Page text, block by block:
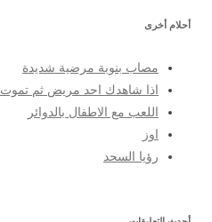
أحلام أخرى
مصاب بنوبة مرضية شديدة
اذا شاهدك احد مريض ثم تموت
اللعب مع الاطفال بالدوائر
اوز
رؤيا السحد